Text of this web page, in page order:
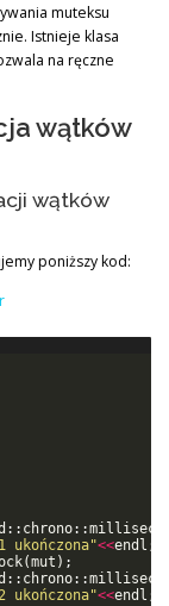
muteksu
Istnieje klasa
na ręczne
wątków
wątków
poniższy kod:
:: chrono::
ukończona"<<endl ;
(mut ) ;
:: chrono::
ukończona"<<endl ;